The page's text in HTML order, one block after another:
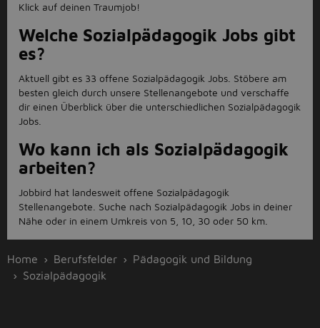
Klick auf deinen Traumjob!
Welche Sozialpädagogik Jobs gibt
es?
Aktuell gibt es 33 offene Sozialpädagogik Jobs. Stöbere am
besten gleich durch unsere Stellenangebote und verschaffe
dir einen Überblick über die unterschiedlichen Sozialpädagogik
Jobs.
Wo kann ich als Sozialpädagogik
arbeiten?
Jobbird hat landesweit offene Sozialpädagogik
Stellenangebote. Suche nach Sozialpädagogik Jobs in deiner
Nähe oder in einem Umkreis von 5, 10, 30 oder 50 km.
Home Berufsfelder
Pädagogik und Bildung
Sozialpädagogik